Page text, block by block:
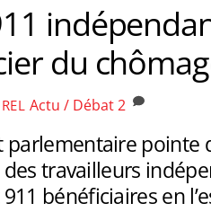
du
Actu / Débat2
pointe
des travailleurs
bénéficiaires en